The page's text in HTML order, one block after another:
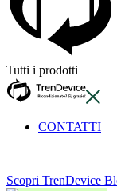
Tutti i prodotti
CONTATTI
Scopri TrenDevice